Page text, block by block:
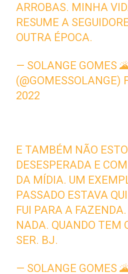
ARROBAS. MINHA
RESUME A
OUTRA ÉPOCA.
— SOLANGE GOMES
(@GOMESSOLANGE)
2022
E TAMBÉM NÃO
DESESPERADA E
DA MÍDIA. UM
PASSADO ESTAVA
FUI PARA A
NADA. QUANDO TEM
SER. BJ.
— SOLANGE GOMES